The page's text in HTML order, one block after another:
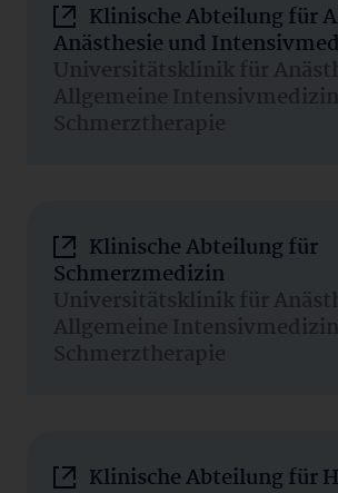
Klinische Abteilung für
Anästhesie und
Universitätsklinik für
Allgemeine
Schmerztherapie
Klinische Abteilung für
Schmerzmedizin
Universitätsklinik für
Allgemeine
Schmerztherapie
Klinische Abteilung für